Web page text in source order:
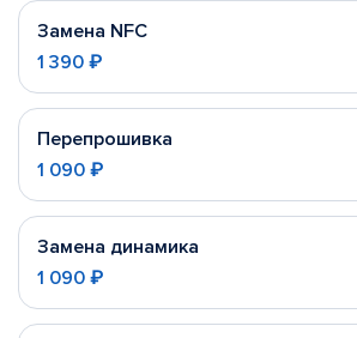
Замена NFC
1 390 ₽
Перепрошивка
1 090 ₽
Замена динамика
1 090 ₽